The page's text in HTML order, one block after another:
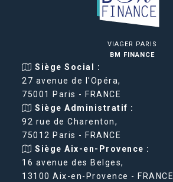
VIAGER PARIS
BM FINANCE
Siège Social :
27 avenue de l'Opéra,
75001 Paris - FRANCE
Siège Administratif :
92 rue de Charenton,
75012 Paris - FRANCE
Siège Aix-en-Provence :
16 avenue des Belges,
13100 Aix-en-Provence - FRANCE